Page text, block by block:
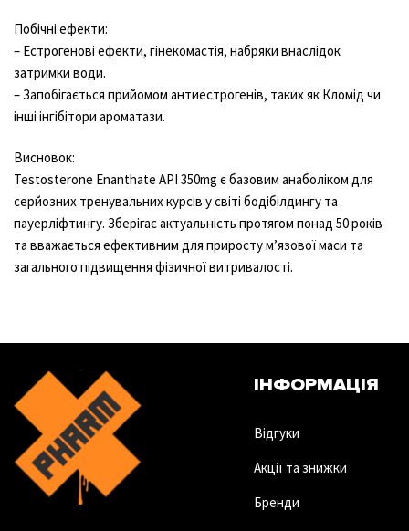
Побічні ефекти:
– Естрогенові ефекти, гінекомастія, набряки внаслідок
затримки води.
– Запобігається прийомом антиестрогенів, таких як Кломід чи
інші інгібітори ароматази.
Висновок:
Testosterone Enanthate API 350mg є базовим анаболіком для
серйозних тренувальних курсів у світі бодібілдингу та
пауерліфтингу. Зберігає актуальність протягом понад 50 років
та вважається ефективним для приросту м’язової маси та
загального підвищення фізичної витривалості.
ІНФОРМАЦІЯ
Відгуки
Акції та знижки
Бренди